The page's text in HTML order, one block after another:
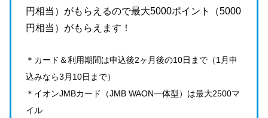
円相当）がもらえるので最大5000ポイント（5000
円相当）がもらえます！
＊カード＆利用期間は申込後2ヶ月後の10日まで（1月申
込みなら3月10日まで）
＊イオンJMBカード（JMB WAON一体型）は最大2500マ
イル